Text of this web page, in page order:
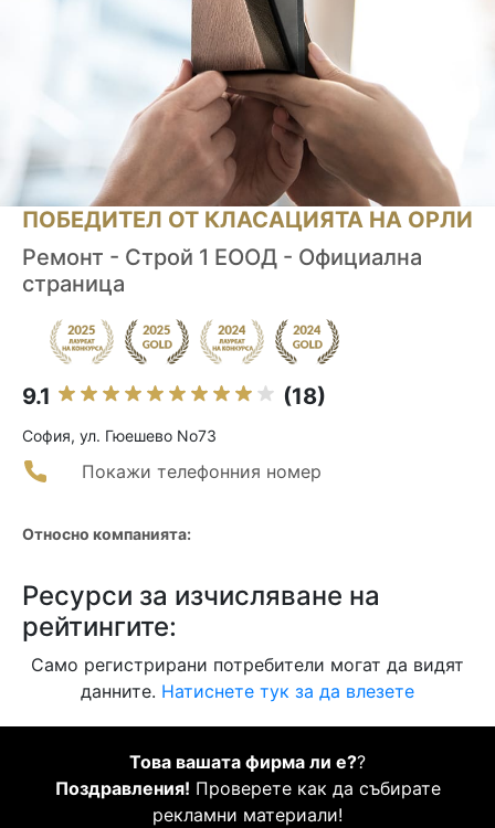
ПОБЕДИТЕЛ ОТ КЛАСАЦИЯТА НА ОРЛИ
Ремонт - Строй 1 ЕООД - Официална
страница
9.1 (18)
София, ул. Гюешево No73
Покажи телефонния номер
Относно компанията:
Ресурси за изчисляване на
рейтингите:
Само регистрирани потребители могат да видят
данните. Натиснете тук за да влезете
Това вашата фирма ли е??
Поздравления! Проверете как да събирате
рекламни материали!